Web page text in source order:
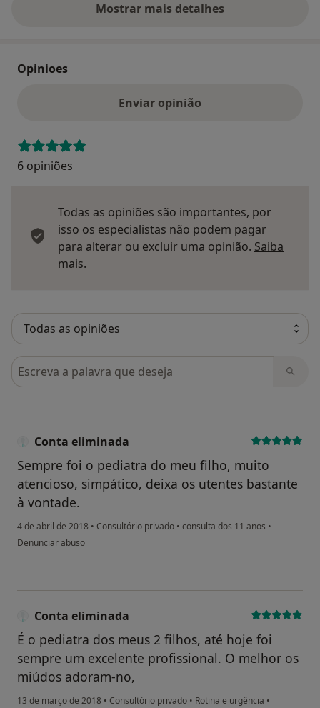
Mostrar mais detalhes
sobre o endereço
Opinioes
Enviar opinião
6 opiniões
Todas as opiniões são importantes, por
isso os especialistas não podem pagar
para alterar ou excluir uma opinião. Saiba
mais.
Pesquisar em opiniões
Conta eliminada
Sempre foi o pediatra do meu filho, muito
atencioso, simpático, deixa os utentes bastante
à vontade.
4 de abril de 2018 • Consultório privado • consulta dos 11 anos •
na opinião do utilizador Conta eliminada
Denunciar abuso
Conta eliminada
É o pediatra dos meus 2 filhos, até hoje foi
sempre um excelente profissional. O melhor os
miúdos adoram-no,
13 de março de 2018 • Consultório privado • Rotina e urgência •